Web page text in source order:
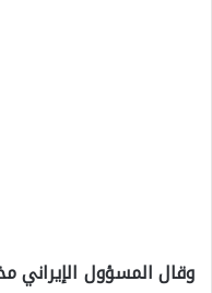
وقال المسؤول الإيراني